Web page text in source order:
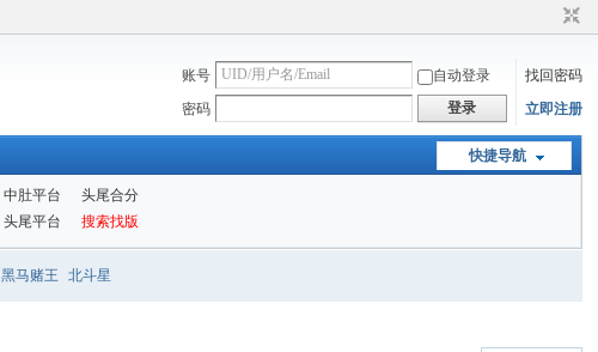
账号 自动登录
找回密码
密码
登录 立即注册
快捷导航
中肚平台
头尾合分
头尾平台
搜索找版
黑马赌王 北斗星